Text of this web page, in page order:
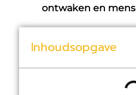
ontwaken en
Inhoudsopgave